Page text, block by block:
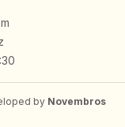
by Novembros